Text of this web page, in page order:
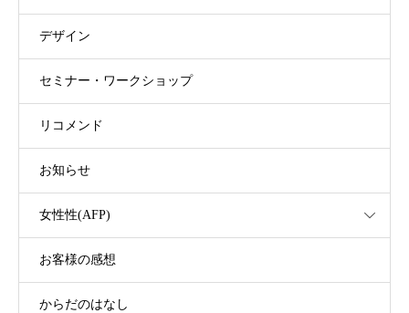
デザイン
セミナー・ワークショップ
リコメンド
お知らせ
女性性(AFP)
お客様の感想
からだのはなし